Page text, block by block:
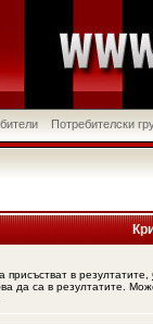
Потребителски
присъстват в резултатите,
да са в резултатите.